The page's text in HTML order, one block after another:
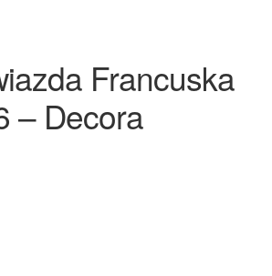
Francuska
– Decora